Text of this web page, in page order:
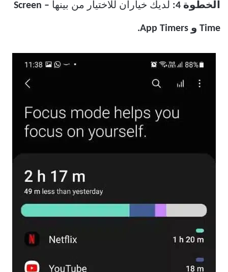
الخطوة 4: لديك خياران للاختيار من بينها – Screen
Time و App Timers.